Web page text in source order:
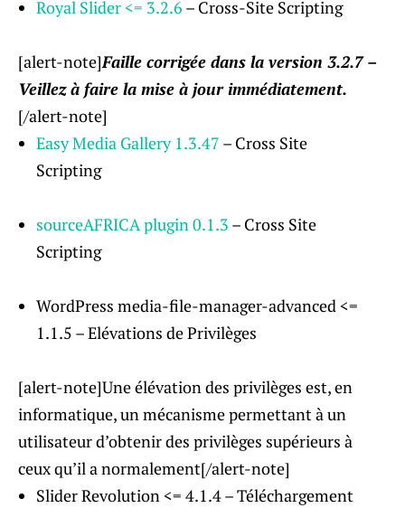
Royal Slider <= 3.2.6 – Cross-Site Scripting
[alert-note]Faille corrigée dans la version 3.2.7 –
Veillez à faire la mise à jour immédiatement.
[/alert-note]
Easy Media Gallery 1.3.47 – Cross Site
Scripting
sourceAFRICA plugin 0.1.3 – Cross Site
Scripting
WordPress media-file-manager-advanced <=
1.1.5 – Elévations de Privilèges
[alert-note]Une élévation des privilèges est, en
informatique, un mécanisme permettant à un
utilisateur d’obtenir des privilèges supérieurs à
ceux qu’il a normalement[/alert-note]
Slider Revolution <= 4.1.4 – Téléchargement